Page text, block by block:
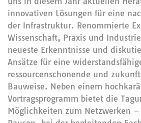
innovativen Lösungen für eine
der Infrastruktur. Renommierte
Wissenschaft, Praxis und
neueste Erkenntnisse und
Ansätze für eine
ressourcenschonende und
Bauweise. Neben einem
Vortragsprogramm bietet die
Möglichkeiten zum Netzwerken –